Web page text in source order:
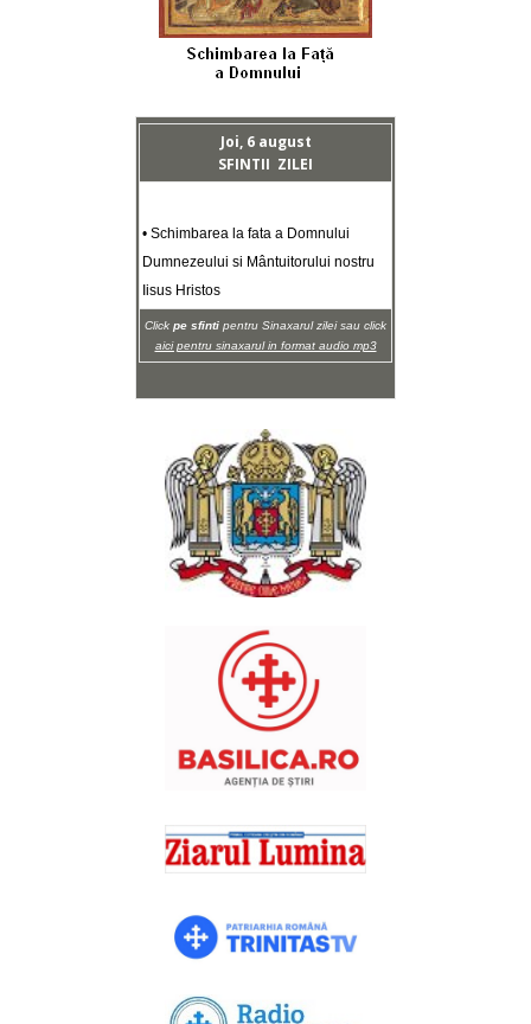
Joi, 6 august
SFINTII ZILEI
• Schimbarea la fata a Domnului
Dumnezeului si Mântuitorului nostru
Iisus Hristos
Click pe sfinti pentru Sinaxarul zilei sau click
aici pentru sinaxarul in format audio mp3